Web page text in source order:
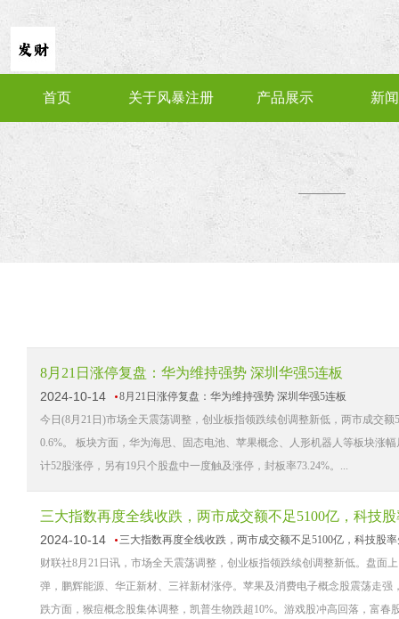
首页 关于风暴注册 产品展示 新
8月21日涨停复盘：华为维持强势 深圳华强5连板
2024-10-14
8月21日涨停复盘：华为维持强势 深圳华强5连板
今日(8月21日)市场全天震荡调整，创业板指领跌续创调整新低，两市成交
0.6%。 板块方面，华为海思、固态电池、苹果概念、人形机器人等板块涨
计52股涨停，另有19只个股盘中一度触及涨停，封板率73.24%。...
三大指数再度全线收跌，两市成交额不足5100亿，科技
2024-10-14
三大指数再度全线收跌，两市成交额不足5100亿，科技股
财联社8月21日讯，市场全天震荡调整，创业板指领跌续创调整新低。盘
弹，鹏辉能源、华正新材、三祥新材涨停。苹果及消费电子概念股震荡走
跌方面，猴痘概念股集体调整，凯普生物跌超10%。游戏股冲高回落，富